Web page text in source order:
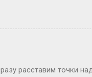
о рождении),
родителей — как
и другие цифры: где
Но давай честно:
расставим точки